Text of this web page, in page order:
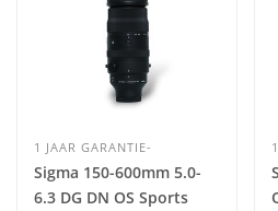
1 JAAR GARANTIE-
Sigma 150-600mm 5.0-
6.3 DG DN OS Sports